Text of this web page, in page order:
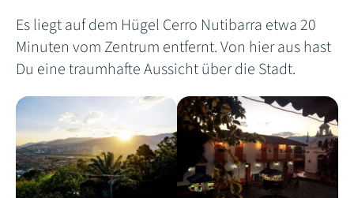
Es liegt auf dem Hügel Cerro Nutibarra etwa 20
Minuten vom Zentrum entfernt. Von hier aus hast
Du eine traumhafte Aussicht über die Stadt.